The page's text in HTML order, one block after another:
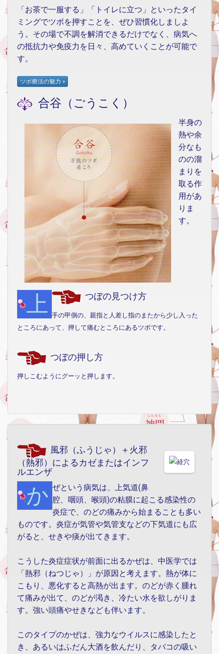
「お茶で一服する」「トイレに立つ」といったタイ
ミングでツボを押すことを、ぜひ習慣化しましよ
う。その場で不調を解消できるだけでなく、病気へ
の抵抗力や免疫力を日々、高めていくことが可能で
す。
合谷（ごうこく）
上
半身の
熱や余
分なも
のの溜
まりを
取る作
用があ
りま
す。
つぼの見つけ方
手の甲側の、親指と人差し指のまたから少し入った
ところにあって、押して痛むところにあるツボです。
つぼの押し方
押しこむようにグーッと押します。
風邪（ふうじゃ）＋火邪
（熱邪）によるカゼまたはインフ
ルエンザ
かぜという病気は、上気道(鼻 腔、咽頭、喉頭)の粘膜に起こる感染性の
炎症で、のどの痛みから始まることも多い
ものです。炎症が気管や気管支などの下気道にも広
がると、せきや痰が出てきます。
こうした炎症症状が前面に出るかぜは、中医学では
「熱邪（ねつじゃ）」が原因と考えます。熱が体に
こもり、悪化すると高熱が出ます。のどが赤く腫れ
て痛みが出て、のどが渇き、冷たい水を欲しがりま
す。強い頭痛やせきなども伴います。
このタイプのかぜは、強力なウイルスに感染したと
き、あるいはふだん大酒を飲んだり、タバコの吸い